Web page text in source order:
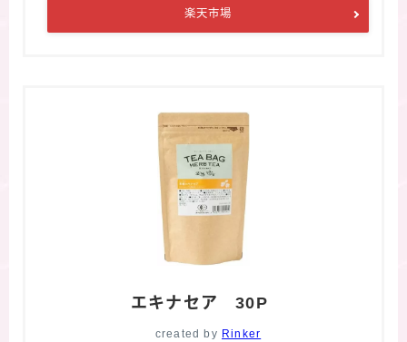
楽天市場
エキナセア 30P
created by Rinker